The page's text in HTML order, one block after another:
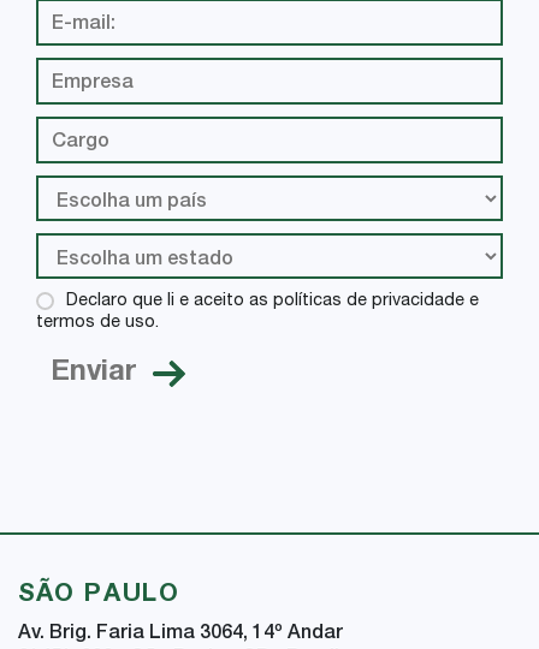
Declaro que li e aceito as políticas de privacidade e
termos de uso.
SÃO PAULO
Av. Brig. Faria Lima 3064, 14º Andar